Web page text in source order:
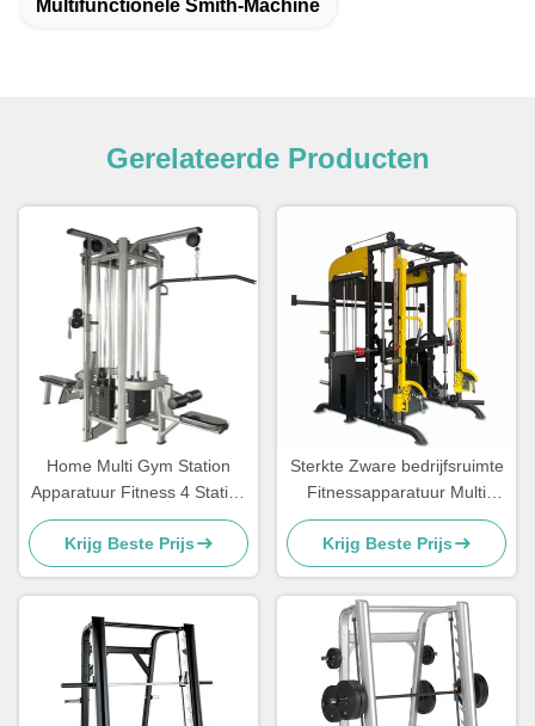
Multifunctionele Smith-Machine
Gerelateerde Producten
Home Multi Gym Station
Apparatuur Fitness 4 Station
Multi Gym Equipment
Krijg Beste Prijs
Sterkte Zware bedrijfsruimte
Fitnessapparatuur Multi
Smith Machine
Krijg Beste Prijs